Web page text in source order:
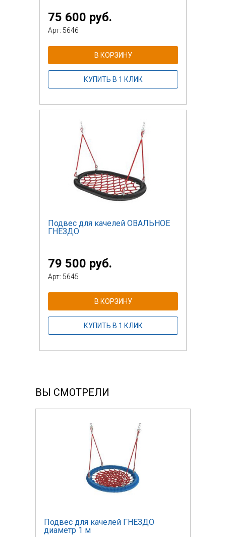
75 600 руб.
Арт: 5646
В КОРЗИНУ
КУПИТЬ В 1 КЛИК
Подвес для качелей ОВАЛЬНОЕ
ГНЕЗДО
79 500 руб.
Арт: 5645
В КОРЗИНУ
КУПИТЬ В 1 КЛИК
ВЫ СМОТРЕЛИ
Подвес для качелей ГНЕЗДО
диаметр 1 м